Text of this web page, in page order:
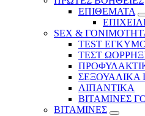
ΕΠΙΘΕΜΑΤΑ
SEX &
TEST
ΤΕΣΤ
ΣΕΞΟΥΑΛΙΚΑ
ΛΙΠΑΝΤΙΚΑ
ΒΙΤΑΜΙΝΕΣ
ΒΙΤΑΜΙΝΕΣ